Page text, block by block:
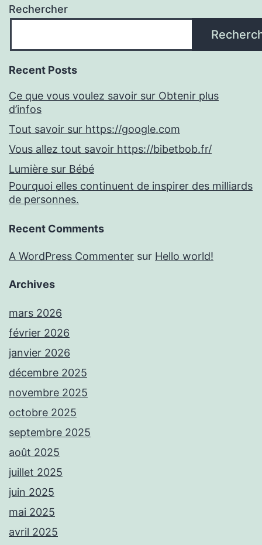
Rechercher
Recent Posts
Ce que vous voulez savoir sur Obtenir plus
d’infos
Tout savoir sur https://google.com
Vous allez tout savoir https://bibetbob.fr/
Lumière sur Bébé
Pourquoi elles continuent de inspirer des milliards
de personnes.
Recent Comments
A WordPress Commenter sur Hello world!
Archives
mars 2026
février 2026
janvier 2026
décembre 2025
novembre 2025
octobre 2025
septembre 2025
août 2025
juillet 2025
juin 2025
mai 2025
avril 2025